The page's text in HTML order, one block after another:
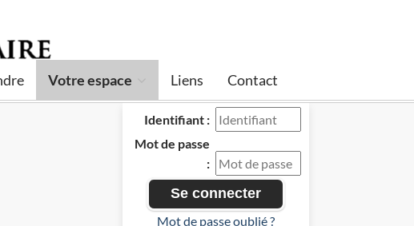
Votre espace Liens Contact
Identifiant :
Mot de passe
:
Mot de passe oublié ?